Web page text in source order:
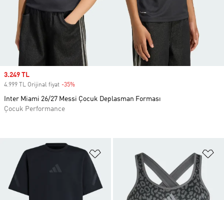
Favori Listesine Ekle
Sale price
3.249 TL
4.999 TL Orijinal fiyat -35%
Inter Miami 26/27 Messi Çocuk Deplasman Forması
Çocuk Performance